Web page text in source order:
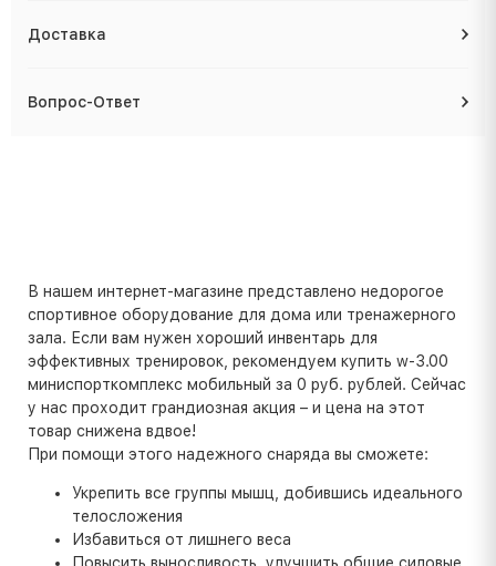
Доставка
Вопрос-Ответ
В нашем интернет-магазине представлено недорогое
спортивное оборудование для дома или тренажерного
зала. Если вам нужен хороший инвентарь для
эффективных тренировок, рекомендуем купить w-3.00
миниспорткомплекс мобильный за 0 руб. рублей. Сейчас
у нас проходит грандиозная акция – и цена на этот
товар снижена вдвое!
При помощи этого надежного снаряда вы сможете:
Укрепить все группы мышц, добившись идеального
телосложения
Избавиться от лишнего веса
Повысить выносливость, улучшить общие силовые